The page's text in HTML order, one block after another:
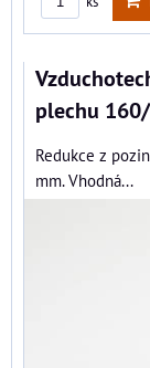
plechu
Redukce z
mm. Vhodná...